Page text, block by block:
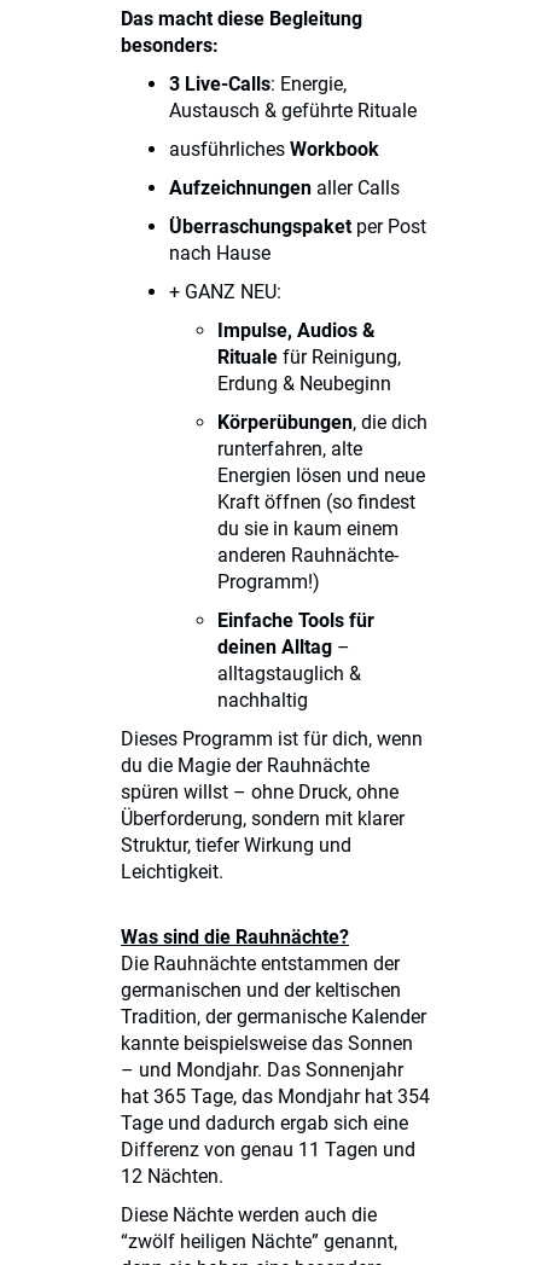
Das macht diese Begleitung
besonders:
3 Live-Calls: Energie,
Austausch & geführte Rituale
ausführliches Workbook
Aufzeichnungen aller Calls
Überraschungspaketper Post
nach Hause
+ GANZ NEU:
Impulse, Audios &
Rituale für Reinigung,
Erdung & Neubeginn
Körperübungen, die dich
runterfahren, alte
Energien lösen und neue
Kraft öffnen (so findest
du sie in kaum einem
anderen Rauhnächte-
Programm!)
Einfache Tools für
deinen Alltag –
alltagstauglich &
nachhaltig
Dieses Programm ist für dich, wenn
du die Magie der Rauhnächte
spüren willst – ohne Druck, ohne
Überforderung, sondern mit klarer
Struktur, tiefer Wirkung und
Leichtigkeit.
Was sind die Rauhnächte?
Die Rauhnächte entstammen der
germanischen und der keltischen
Tradition, der germanische Kalender
kannte beispielsweise das Sonnen
– und Mondjahr. Das Sonnenjahr
hat 365 Tage, das Mondjahr hat 354
Tage und dadurch ergab sich eine
Differenz von genau 11 Tagen und
12 Nächten.
Diese Nächte werden auch die
“zwölf heiligen Nächte” genannt,